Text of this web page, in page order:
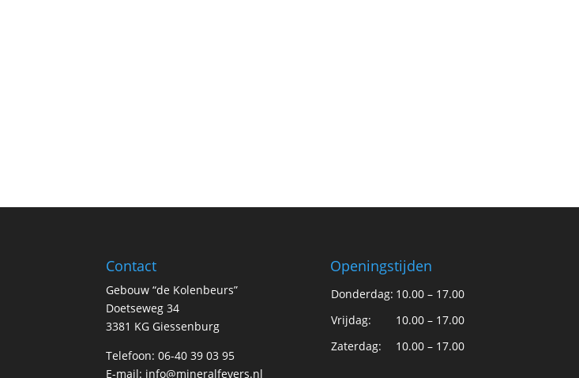
Contact
Gebouw “de Kolenbeurs”
Doetseweg 34
3381 KG Giessenburg
Telefoon: 06-40 39 03 95
E-mail: info@mineralfevers.nl
Openingstijden
Donderdag: 10.00 – 17.00
Vrijdag:
10.00 – 17.00
Zaterdag:
10.00 – 17.00